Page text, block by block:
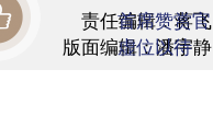
责任编辑：蒋飞
版面编辑：潘宇静
首席赞赏官
虚位以待